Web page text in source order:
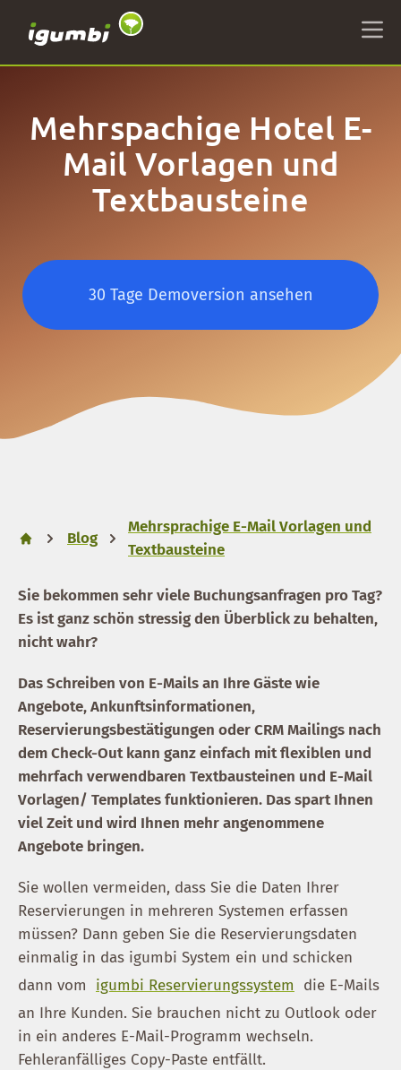
Mehrspachige Hotel E-
Mail Vorlagen und
Textbausteine
30 Tage Demoversion ansehen
Blog
Mehrsprachige E-Mail Vorlagen und
Textbausteine
Sie bekommen sehr viele Buchungsanfragen pro Tag?
Es ist ganz schön stressig den Überblick zu behalten,
nicht wahr?
Das Schreiben von E-Mails an Ihre Gäste wie
Angebote, Ankunftsinformationen,
Reservierungsbestätigungen oder CRM Mailings nach
dem Check-Out kann ganz einfach mit flexiblen und
mehrfach verwendbaren Textbausteinen und E-Mail
Vorlagen/ Templates funktionieren. Das spart Ihnen
viel Zeit und wird Ihnen mehr angenommene
Angebote bringen.
Sie wollen vermeiden, dass Sie die Daten Ihrer
Reservierungen in mehreren Systemen erfassen
müssen? Dann geben Sie die Reservierungsdaten
einmalig in das igumbi System ein und schicken
dann vom
igumbi Reservierungssystem
die E-Mails
an Ihre Kunden. Sie brauchen nicht zu Outlook oder
in ein anderes E-Mail-Programm wechseln.
Fehleranfälliges Copy-Paste entfällt.